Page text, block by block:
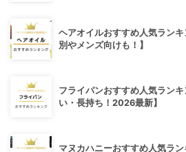
ヘアオイルおすすめ人気ラン
別やメンズ向けも！】
フライパンおすすめ人気ラン
い・長持ち！2026最新】
マヌカハニーおすすめ人気ラ